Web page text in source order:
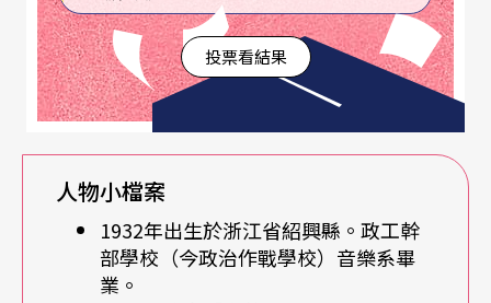
酒，出嫁之後外祖父非常捨不得，每每喝酒就哭，
說：「這個大妹子沒有酒喝了！」但母親受寵也是
有道理的，十幾歲的姑娘就精通書法，寫得一手好
字，也經常為朋友們寫對聯、寫匾額，而董榕森胡
琴的啟蒙，也就來自於母親的教導。最初先是學京
胡、拉戲曲裡的段落，第一齣戲練習的就是《八大
槌》裡的〈王佐斷臂〉。
投票看結果
人物小檔案
1932年出生於浙江省紹興縣。政工幹
部學校（今政治作戰學校）音樂系畢
業。